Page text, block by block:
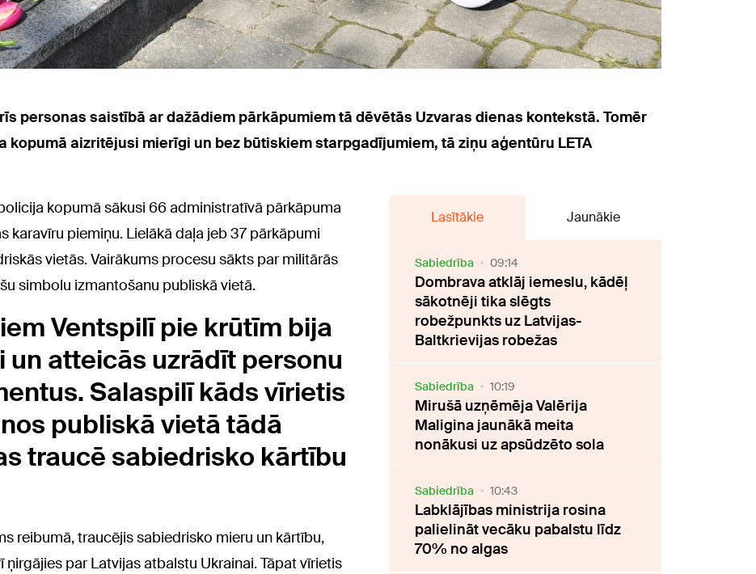
personas saistībā ar dažādiem pārkāpumiem tā dēvētās Uzvaras dienas kontekstā. Tomēr
aizritējusi mierīgi un bez būtiskiem starpgadījumiem, tā ziņu aģentūru LETA
kopumā sākusi 66 administratīvā pārkāpuma
karavīru piemiņu. Lielākā daļa jeb 37 pārkāpumi
vietās. Vairākums procesu sākts par militārās
simbolu izmantošanu publiskā vietā.
Ventspilī pie krūtīm bija
un atteicās uzrādīt personu
Salaspilī kāds vīrietis
publiskā vietā tādā
traucē sabiedrisko kārtību
reibumā, traucējis sabiedrisko mieru un kārtību,
par Latvijas atbalstu Ukrainai. Tāpat vīrietis
Lasītākie Jaunākie
Sabiedrība 09:14
Dombrava atklāj iemeslu, kādēļ
sākotnēji tika slēgts
robežpunkts uz Latvijas-
Baltkrievijas robežas
Sabiedrība 10:19
Mirušā uzņēmēja Valērija
Maligina jaunākā meita
nonākusi uz apsūdzēto sola
Sabiedrība 10:43
Labklājības ministrija rosina
palielināt vecāku pabalstu līdz
70% no algas